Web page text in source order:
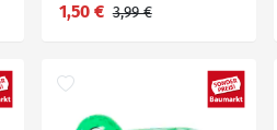
1,50 € 3,99 €